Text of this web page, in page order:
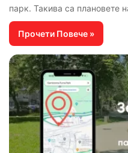
парк. Такива са плановете
Прочети Повече »